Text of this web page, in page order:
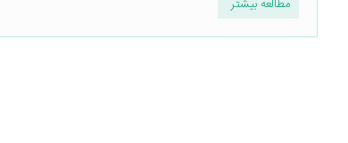
مطالعه بیشتر